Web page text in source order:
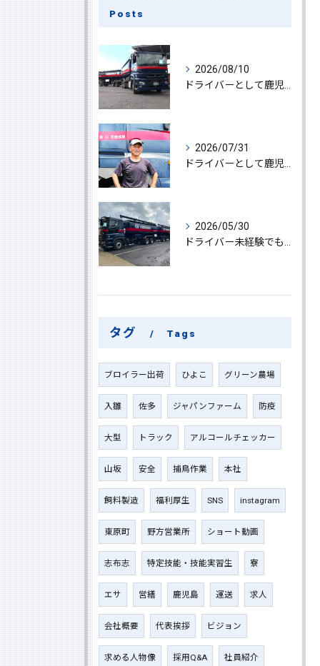
Posts
2026/08/10
2026/07/31
2026/05/30
タグ Tags
ブロイラー出荷 ひよこ グリーン農場
入雛 佐多 ジャパンファーム 防疫
大型 トラック アルコールチェッカー
山坂 安全 捕鳥作業 本社
飼料製造 福利厚生 SNS instagram
東原町 野方営業所 ショート動画
志布志 特定技能・技能実習生 寮
エサ 営繕 鹿児島 運送 求人
会社概要 代表挨拶 ビジョン
求める人物像 採用Q&A 社員紹介